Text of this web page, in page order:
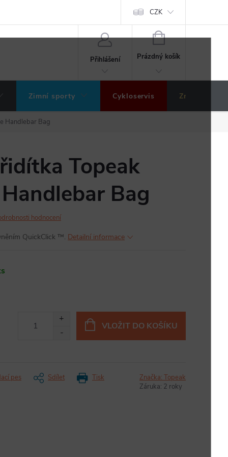
Hodnocení obchodu CZK
Přihlášení
NÁKUPNÍ
KOŠÍK
Prázdný košík
Zimní sporty Cykloservis Značky
Handlebar Bag
Topeak
Bag
hodnocení
QuickClick ™. Detailní informace
VLOŽIT DO KOŠÍKU
Tisk
pes Sdílet Značka: Topeak
Záruka: 2 roky